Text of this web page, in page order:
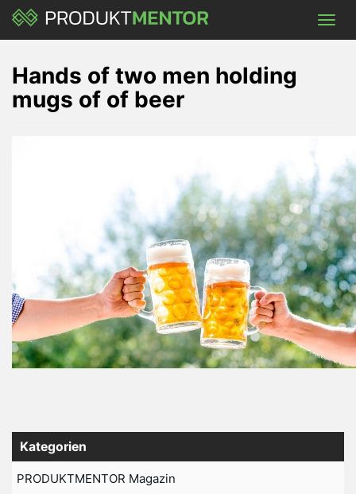
Skip
main
Hands of two men holding
mugs of of beer
Kategorien
PRODUKTMENTOR Magazin